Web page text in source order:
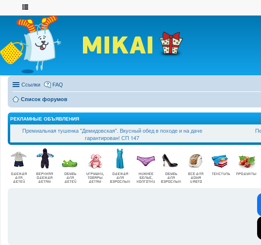
Ссылки FAQ
Список форумов
РЕКЛАМНЫЕ ОБЪЯВЛЕНИЯ
Премиальная тушенка "Демидовская". Вкусный обед в походе и на даче
гарантирован! СП 147